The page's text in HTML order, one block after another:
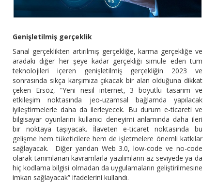
Genişletilmiş gerçeklik
Sanal gerçeklikten artırılmış gerçekliğe, karma gerçekliğe ve
aradaki diğer her şeye kadar gerçekliği simüle eden tüm
teknolojileri içeren genişletilmiş gerçekliğin 2023 ve
sonrasında sıkça karşımıza çıkacak bir alan olduğuna dikkat
çeken Ersöz, “Yeni nesil internet, 3 boyutlu tasarım ve
etkileşim noktasında jeo-uzamsal bağlamda yapılacak
iyileştirmelerle daha da ilerleyecek. Bu durum e-ticareti ve
bilgisayar oyunlarını kullanıcı deneyimi anlamında daha ileri
bir noktaya taşıyacak. İlaveten e-ticaret noktasında bu
gelişme hem tüketicilere hem de işletmelere önemli katkılar
sağlayacak. Diğer yandan Web 3.0, low-code ve no-code
olarak tanımlanan kavramlarla yazılımların az seviyede ya da
hiç kodlama bilgisi olmadan da uygulamaların geliştirilmesine
imkan sağlayacak” ifadelerini kullandı.